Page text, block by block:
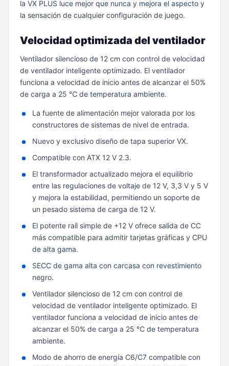
la VX PLUS luce mejor que nunca y mejora el aspecto y
la sensación de cualquier configuración de juego.
Velocidad optimizada del ventilador
Ventilador silencioso de 12 cm con control de velocidad
de ventilador inteligente optimizado. El ventilador
funciona a velocidad de inicio antes de alcanzar el 50%
de carga a 25 ℃ de temperatura ambiente.
La fuente de alimentación mejor valorada por los
constructores de sistemas de nivel de entrada.
Nuevo y exclusivo diseño de tapa superior VX.
Compatible con ATX 12 V 2.3.
El transformador actualizado mejora el equilibrio
entre las regulaciones de voltaje de 12 V, 3,3 V y 5 V
y mejora la estabilidad, permitiendo un soporte de
un pesado sistema de carga de 12 V.
El potente raíl simple de +12 V ofrece salida de CC
más compatible para admitir tarjetas gráficas y CPU
de alta gama.
SECC de gama alta con carcasa con revestimiento
negro.
Ventilador silencioso de 12 cm con control de
velocidad de ventilador inteligente optimizado. El
ventilador funciona a velocidad de inicio antes de
alcanzar el 50% de carga a 25 ℃ de temperatura
ambiente.
Modo de ahorro de energía C6/C7 compatible con